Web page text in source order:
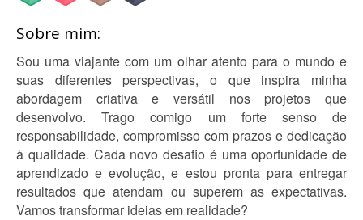
Sobre mim:
Sou uma viajante com um olhar atento para o mundo e
suas diferentes perspectivas, o que inspira minha
abordagem criativa e versátil nos projetos que
desenvolvo. Trago comigo um forte senso de
responsabilidade, compromisso com prazos e dedicação
à qualidade. Cada novo desafio é uma oportunidade de
aprendizado e evolução, e estou pronta para entregar
resultados que atendam ou superem as expectativas.
Vamos transformar ideias em realidade?